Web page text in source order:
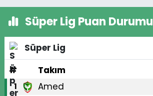
Süper Lig Puan Durumu
Süper Lig
#
Takım
1 Amed